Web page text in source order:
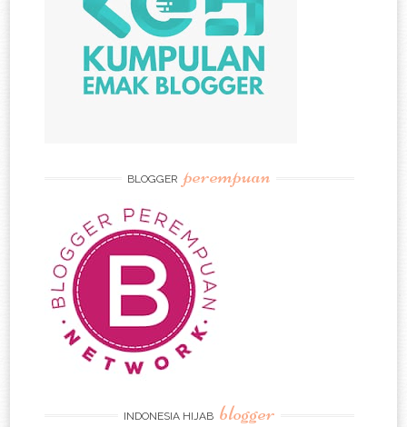
BLOGGER perempuan
INDONESIA HIJAB blogger